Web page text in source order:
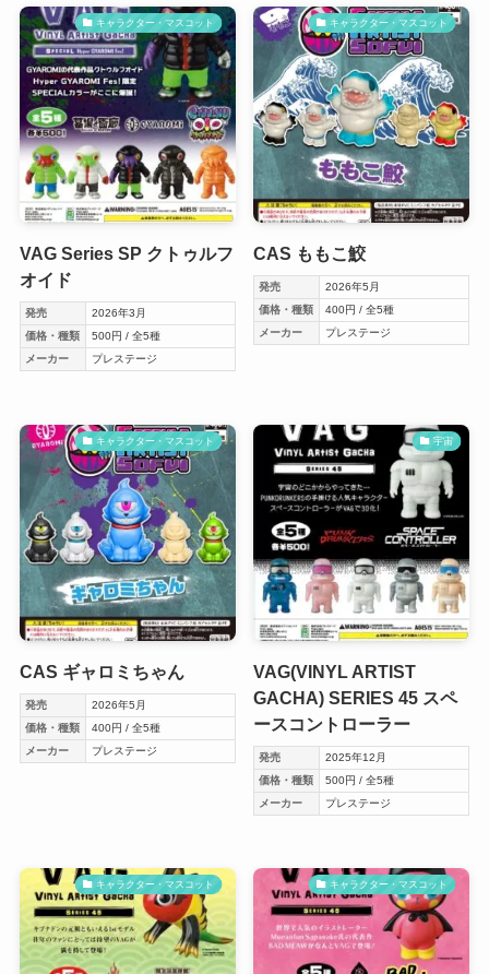
キャラクター・マスコット
VAG Series SP クトゥルフ
オイド
発売
2026年3月
価格・種類
500円 / 全5種
メーカー
プレステージ
キャラクター・マスコット
CAS ももこ鮫
発売
2026年5月
価格・種類
400円 / 全5種
メーカー
プレステージ
キャラクター・マスコット
CAS ギャロミちゃん
発売
2026年5月
価格・種類
400円 / 全5種
メーカー
プレステージ
宇宙
VAG(VINYL ARTIST
GACHA) SERIES 45 スペ
ースコントローラー
発売
2025年12月
価格・種類
500円 / 全5種
メーカー
プレステージ
キャラクター・マスコット キャラクター・マスコット